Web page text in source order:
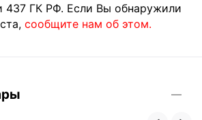
437 ГК РФ. Если Вы обнаружили
сообщите нам об этом.